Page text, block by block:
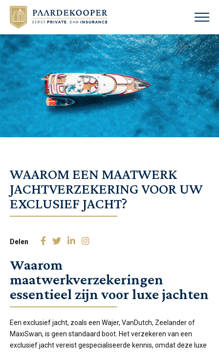
WAAROM EEN MAATWERK
JACHTVERZEKERING VOOR UW
EXCLUSIEF JACHT?
Delen
Waarom
maatwerkverzekeringen
essentieel zijn voor luxe jachten
Een exclusief jacht, zoals een Wajer, VanDutch, Zeelander of
MaxiSwan, is geen standaard boot. Het verzekeren van een
exclusief jacht vereist gespecialiseerde kennis, omdat deze luxe